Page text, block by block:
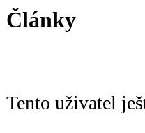
Články
Tento uživatel